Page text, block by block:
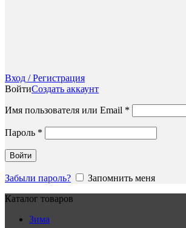
Вход / Регистрация
ВойтиСоздать аккаунт
Имя пользователя или Email *
Пароль *
Войти
Забыли пароль?
Запомнить меня
Каталог товаров
Зима